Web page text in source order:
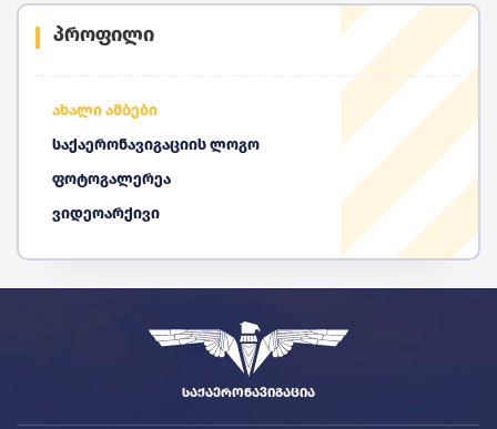
პროფილი
ახალი ამბები
საქაერონავიგაციის ლოგო
ფოტოგალერეა
ვიდეოარქივი
ᲡᲐᲥᲐᲔᲠᲝᲜᲐᲕᲘᲒᲐᲪᲘᲐ